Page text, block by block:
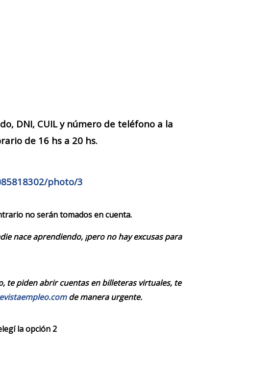
DNI, CUIL y número de teléfono a la
de 16 hs a 20 hs.
photo/3
no serán tomados en cuenta.
nace aprendiendo, ¡pero no hay excusas para
te piden abrir cuentas en billeteras virtuales, te
de manera urgente.
la opción 2